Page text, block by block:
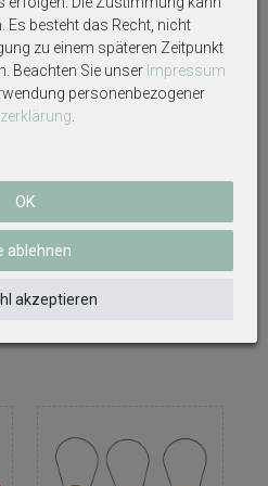
Sommer 25cm oder 20cm
Es besteht das Recht, nicht
zu einem späteren Zeitpunkt
Beachten Sie unser Impressum
personenbezogener
OK
ablehnen
akzeptieren